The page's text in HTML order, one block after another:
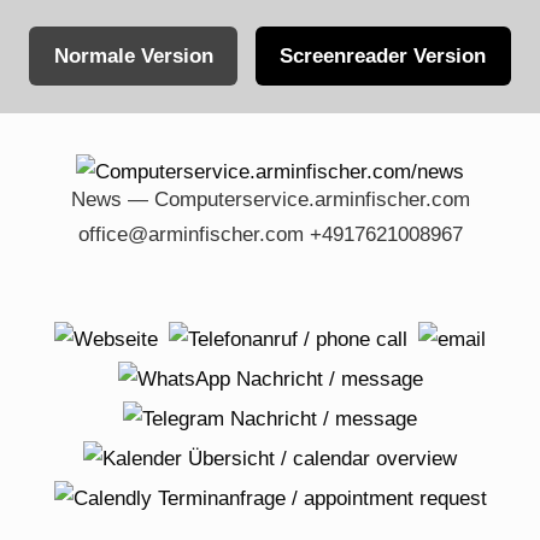
Normale Version Screenreader Version
content
News — Computerservice.arminfischer.com
office@arminfischer.com +4917621008967